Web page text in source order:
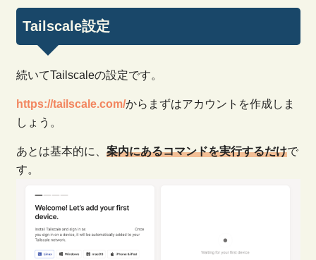
Tailscale設定
続いてTailscaleの設定です。
https://tailscale.com/からまずはアカウントを作成しま
しょう。
あとは基本的に、 案内にあるコマンドを実行するだけで
す。